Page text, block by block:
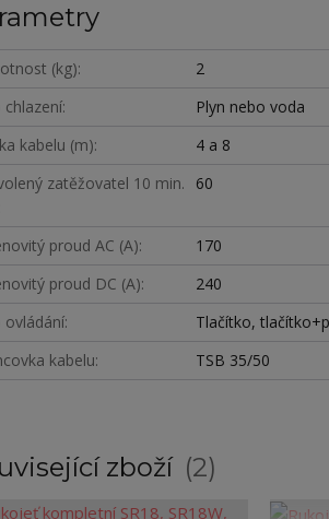
(kg)
2
chlazení
Plyn nebo voda
kabelu (m)
4 a 8
zatěžovatel 10 min.
60
proud AC (A)
170
proud DC (A)
240
ovládání
Tlačítko,
kabelu
TSB 35/50
zboží 2